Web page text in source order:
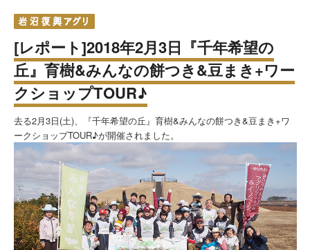
[レポート]2018年2月3日『千年希望の
丘』育樹&みんなの餅つき&豆まき+ワー
クショップTOUR♪
去る2月3日(土)、『千年希望の丘』育樹&みんなの餅つき&豆まき+ワ
ークショップTOUR♪が開催されました。